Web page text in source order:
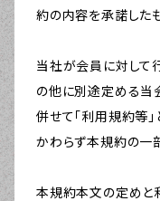
約の内容を承諾した
当社が会員に対して
の他に別途定める当
併せて「利用規約等
かわらず本規約の一
本規約本文の定めと